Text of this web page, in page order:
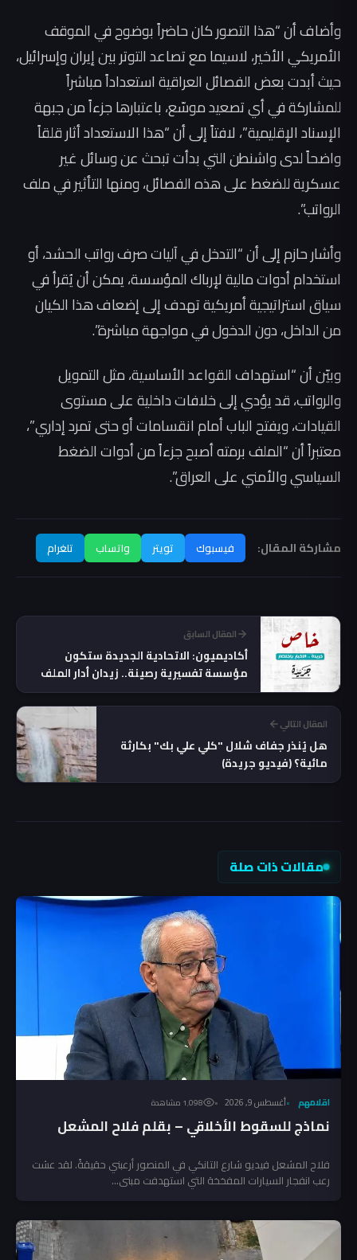
وأضاف أن “هذا التصور كان حاضراً بوضوح في الموقف
الأمريكي الأخير، لاسيما مع تصاعد التوتر بين إيران وإسرائيل،
حيث أبدت بعض الفصائل العراقية استعداداً مباشراً
للمشاركة في أي تصعيد موسّع، باعتبارها جزءاً من جبهة
الإسناد الإقليمية”، لافتاً إلى أن “هذا الاستعداد أثار قلقاً
واضحاً لدى واشنطن التي بدأت تبحث عن وسائل غير
عسكرية للضغط على هذه الفصائل، ومنها التأثير في ملف
الرواتب”.
وأشار حازم إلى أن “التدخل في آليات صرف رواتب الحشد، أو
استخدام أدوات مالية لإرباك المؤسسة، يمكن أن يُقرأ في
سياق استراتيجية أمريكية تهدف إلى إضعاف هذا الكيان
من الداخل، دون الدخول في مواجهة مباشرة”.
وبيّن أن “استهداف القواعد الأساسية، مثل التمويل
والرواتب، قد يؤدي إلى خلافات داخلية على مستوى
القيادات، ويفتح الباب أمام انقسامات أو حتى تمرد إداري”،
معتبراً أن “الملف برمته أصبح جزءاً من أدوات الضغط
السياسي والأمني على العراق”.
مشاركة المقال: فيسبوك تويتر واتساب تلغرام
المقال السابق
أكاديميون: الاتحادية الجديدة ستكون
مؤسسة تفسيرية رصينة.. زيدان أدار الملف
بحكمة وحياد
المقال التالي
هل يُنذر جفاف شلال "كلي علي بك" بكارثة
مائية؟ (فيديو جريدة)
مقالات ذات صلة
اقلامهم أغسطس 9, 2026 1٬098 مشاهدة
نماذج للسقوط الأخلاقي – بقلم فلاح المشعل
فلاح المشعل فيديو شارع التانكي في المنصور أرعبني حقيقةً. لقد عشت
رعب انفجار السيارات المفخخة التي استهدفت مبنى...